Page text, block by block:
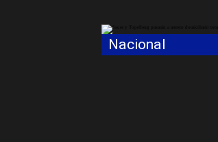
Nacional